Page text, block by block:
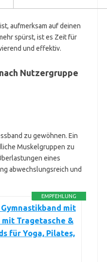
aufmerksam auf deinen
spürst, ist es Zeit für
und effektiv.
Nutzergruppe
zu gewöhnen. Ein
Muskelgruppen zu
eines
abwechslungsreich und
EMPFEHLUNG
mit
Tragetasche &
für Yoga, Pilates,